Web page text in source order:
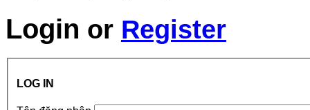
Login or Register
LOG IN